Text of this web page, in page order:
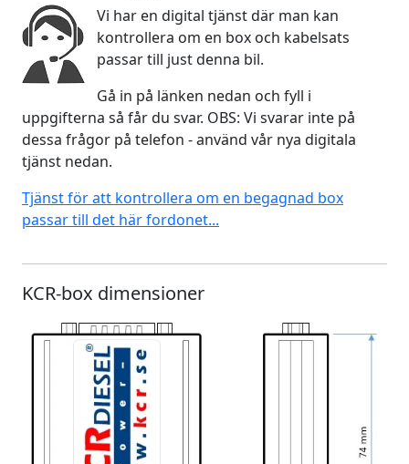
Vi har en digital tjänst där man kan
kontrollera om en box och kabelsats
passar till just denna bil.
Gå in på länken nedan och fyll i
uppgifterna så får du svar. OBS: Vi svarar inte på
dessa frågor på telefon - använd vår nya digitala
tjänst nedan.
Tjänst för att kontrollera om en begagnad box
passar till det här fordonet...
KCR-box dimensioner